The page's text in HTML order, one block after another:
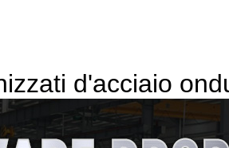
d'acciaio